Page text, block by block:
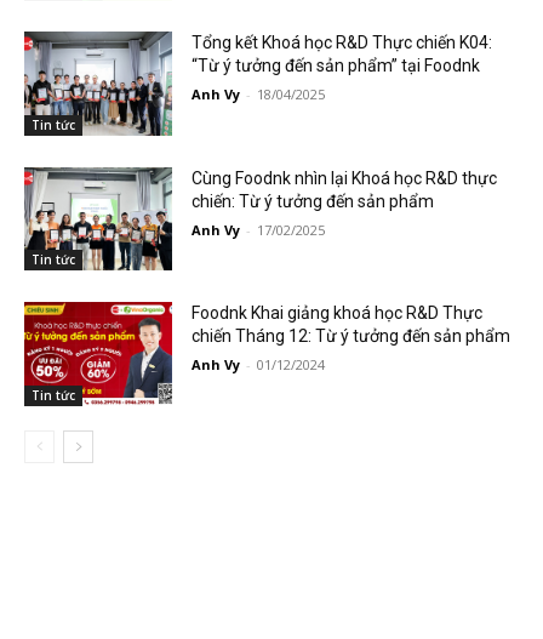
Tin tức
Tổng kết Khoá học R&D Thực chiến K04:
“Từ ý tưởng đến sản phẩm” tại Foodnk
Anh Vy - 18/04/2025
Tin tức
Cùng Foodnk nhìn lại Khoá học R&D thực
chiến: Từ ý tưởng đến sản phẩm
Anh Vy - 17/02/2025
Tin tức
Foodnk Khai giảng khoá học R&D Thực
chiến Tháng 12: Từ ý tưởng đến sản phẩm
Anh Vy - 01/12/2024